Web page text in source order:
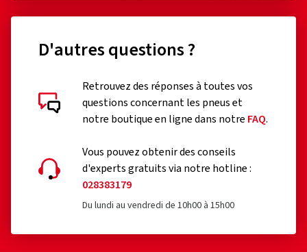
D'autres questions ?
Retrouvez des réponses à toutes vos
questions concernant les pneus et
notre boutique en ligne dans notre FAQ.
Vous pouvez obtenir des conseils
d'experts gratuits via notre hotline :
028383179
Du lundi au vendredi de 10h00 à 15h00